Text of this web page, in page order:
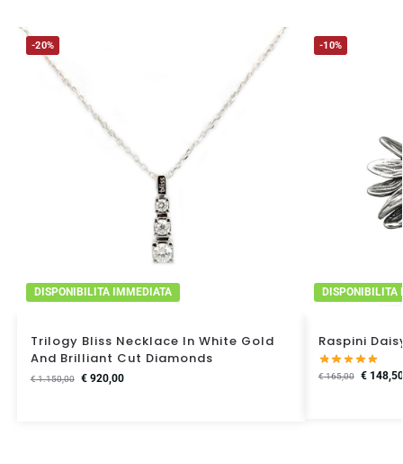
-20%
DISPONIBILITA IMMEDIATA
Trilogy Bliss Necklace In White Gold
And Brilliant Cut Diamonds
€1.150,00 €920,00
-10%
DISPONIBILITA
Raspini
€165,00 €148,50